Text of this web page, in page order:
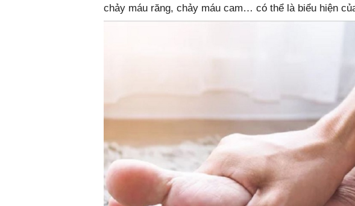
chảy máu răng, chảy máu cam… có thể là biểu hiện